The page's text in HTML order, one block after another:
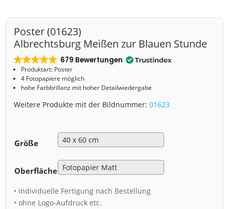
Poster (01623)
Albrechtsburg Meißen zur Blauen Stunde
679 Bewertungen
Produktart: Poster
4 Fotopapiere möglich
hohe Farbbrillanz mit hoher Detailwiedergabe
Weitere Produkte mit der Bildnummer:01623
Größe
Oberfläche
• individuelle Fertigung nach Bestellung
• ohne Logo-Aufdruck etc.